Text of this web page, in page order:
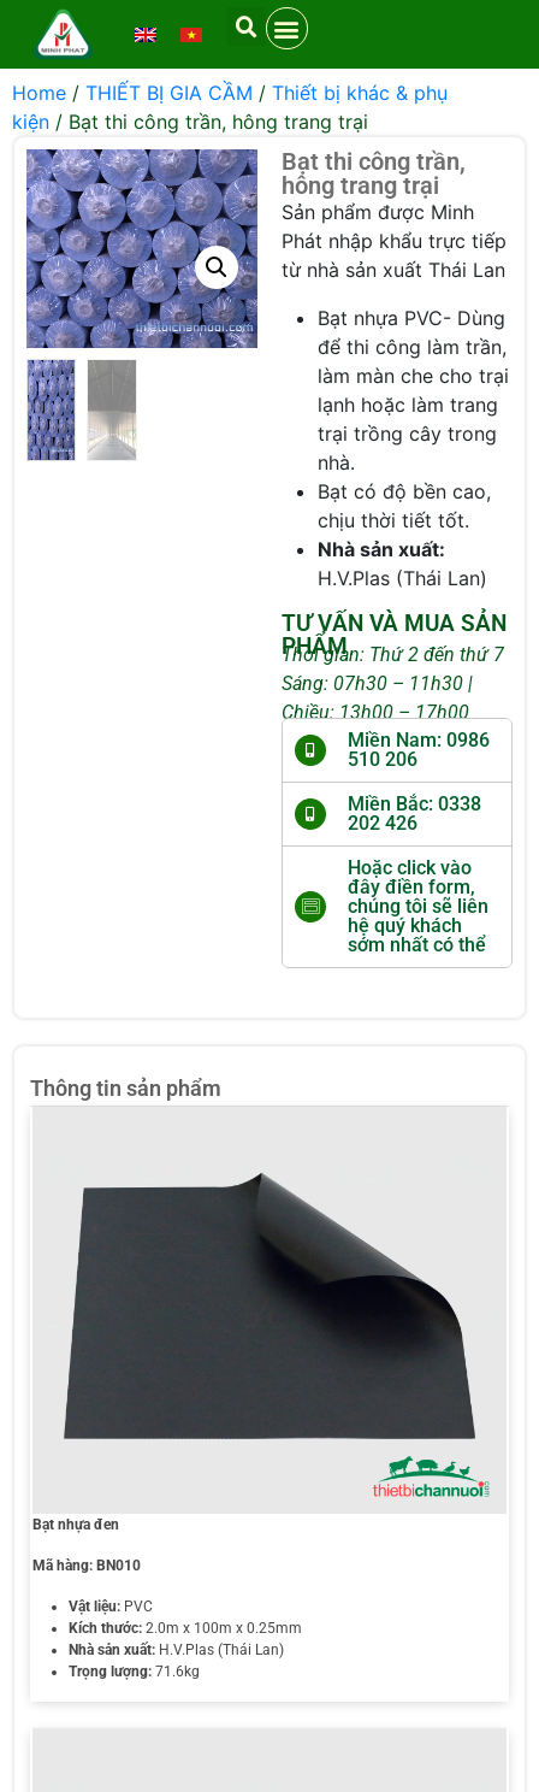
Home / THIẾT BỊ GIA CẦM / Thiết bị khác & phụ
kiện / Bạt thi công trần, hông trang trại
Bạt thi công trần,
hông trang trại
Sản phẩm được Minh
Phát nhập khẩu trực tiếp
từ nhà sản xuất Thái Lan
Bạt nhựa PVC- Dùng
để thi công làm trần,
làm màn che cho trại
lạnh hoặc làm trang
trại trồng cây trong
nhà.
Bạt có độ bền cao,
chịu thời tiết tốt.
Nhà sản xuất:
H.V.Plas (Thái Lan)
TƯ VẤN VÀ MUA SẢN
PHẨM
Thời gian: Thứ 2 đến thứ 7
Sáng: 07h30 – 11h30 |
Chiều: 13h00 – 17h00
Miền Nam: 0986
510 206
Miền Bắc: 0338
202 426
Hoặc click vào
đây điền form,
chúng tôi sẽ liên
hệ quý khách
sớm nhất có thể
Thông tin sản phẩm
Bạt nhựa đen
Mã hàng: BN010
Vật liệu:PVC
Kích thước:2.0m x 100m x 0.25mm
Nhà sản xuất:H.V.Plas (Thái Lan)
Trọng lượng:71.6kg